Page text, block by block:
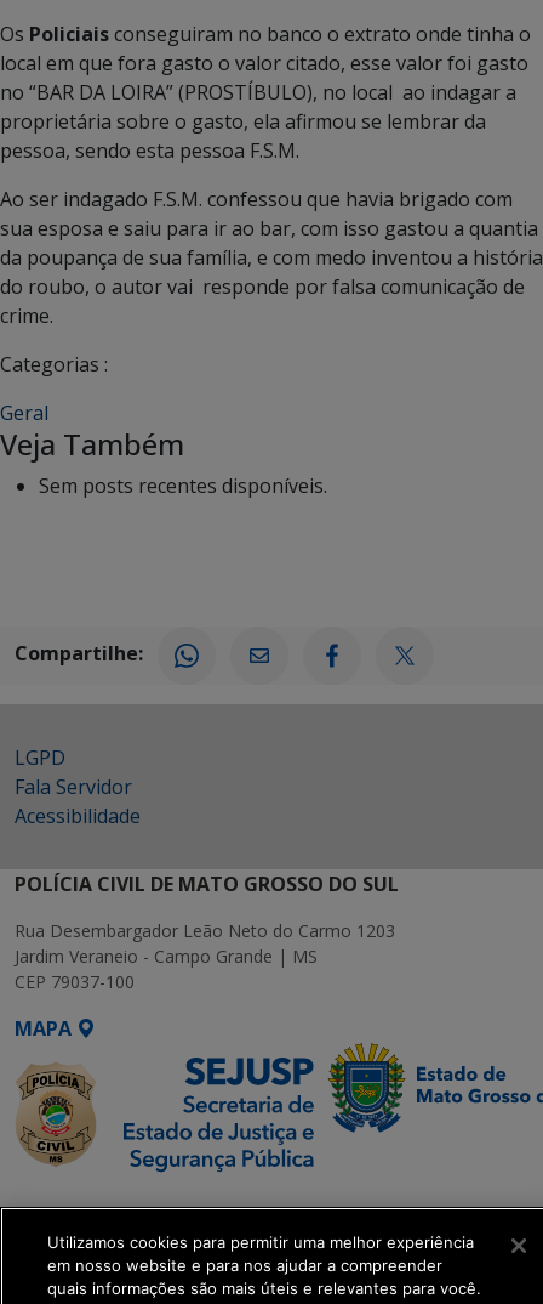
Os Policiaisconseguiram no banco o extrato onde tinha o
local em que fora gasto o valor citado, esse valor foi gasto
no “BAR DA LOIRA” (PROSTÍBULO), no local ao indagar a
proprietária sobre o gasto, ela afirmou se lembrar da
pessoa, sendo esta pessoa F.S.M.
Ao ser indagado F.S.M. confessou que havia brigado com
sua esposa e saiu para ir ao bar, com isso gastou a quantia
da poupança de sua família, e com medo inventou a história
do roubo, o autor vai responde por falsa comunicação de
crime.
Categorias :
Geral
Veja Também
Sem posts recentes disponíveis.
Compartilhe:
LGPD
Fala Servidor
Acessibilidade
POLÍCIA CIVIL DE MATO GROSSO DO SUL
Rua Desembargador Leão Neto do Carmo 1203
Jardim Veraneio - Campo Grande | MS
CEP 79037-100
MAPA
SETDIG | Secretaria-
Executiva de
Transformação Digital
Utilizamos cookies para permitir uma melhor experiência
em nosso website e para nos ajudar a compreender
quais informações são mais úteis e relevantes para você.